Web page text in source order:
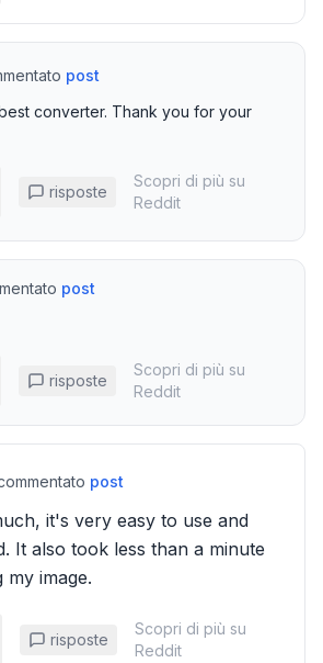
post
converter. Thank you for your
risposte
Scopri di più su
Reddit
post
risposte
Scopri di più su
Reddit
post
it's very easy to use and
It also took less than a minute
my image.
risposte
Scopri di più su
Reddit